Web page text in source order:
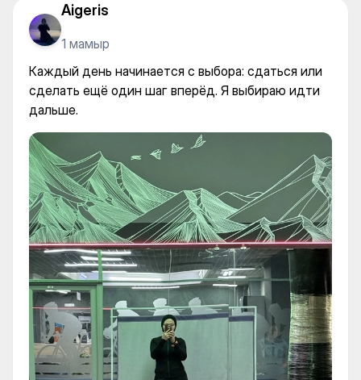
Aigeris
1 мамыр
Каждый день начинается с выбора: сдаться или
сделать ещё один шаг вперёд. Я выбираю идти
дальше.